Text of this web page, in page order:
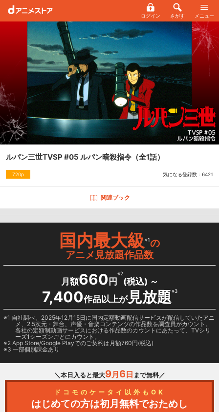
ログイン さがす メニュー
ルパン三世TVSP #05 ルパン暗殺指令 （全1話）
720p 気になる登録数： 6421
関連ブック
国内最大級※1の
アニメ見放題作品数
月額660 円
※2
(税込) ～
7,400作品以上が見放題※3
1 自社調べ。2025年12月15日に国内定額動画配信サービスが配信していたアニ
メ、2.5次元・舞台、声優・音楽コンテンツの作品数を調査員がカウント。
各社の定額制動画サービスにおける作品数のカウントにあたって、TVシリ
ーズ1シーズンごとにカウント。
2 App Store/Google Playでのご契約は月額760円(税込)
3 一部個別課金あり
＼本日入ると最大9月 6日 まで無料／
ドコモのケータイ以外もOK
はじめての方は初月無料でおためし